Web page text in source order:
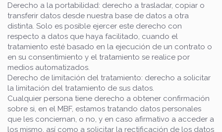
Derecho a la portabilidad: derecho a trasladar, copiar o
transferir datos desde nuestra base de datos a otra
distinta. Solo es posible ejercer este derecho con
respecto a datos que haya facilitado, cuando el
tratamiento esté basado en la ejecución de un contrato o
en su consentimiento y el tratamiento se realice por
medios automatizados.
Derecho de limitación del tratamiento: derecho a solicitar
la limitación del tratamiento de sus datos.
Cualquier persona tiene derecho a obtener confirmación
sobre si, en el MBF, estamos tratando datos personales
que les conciernan, o no, y en caso afirmativo a acceder a
los mismo, así como a solicitar la rectificación de los datos